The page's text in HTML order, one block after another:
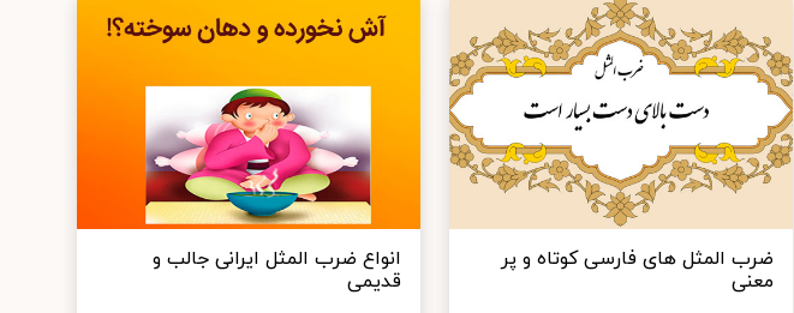
ضرب المثل های فارسی کوتاه و پر
معنی
انواع ضرب المثل ایرانی جالب و
قدیمی